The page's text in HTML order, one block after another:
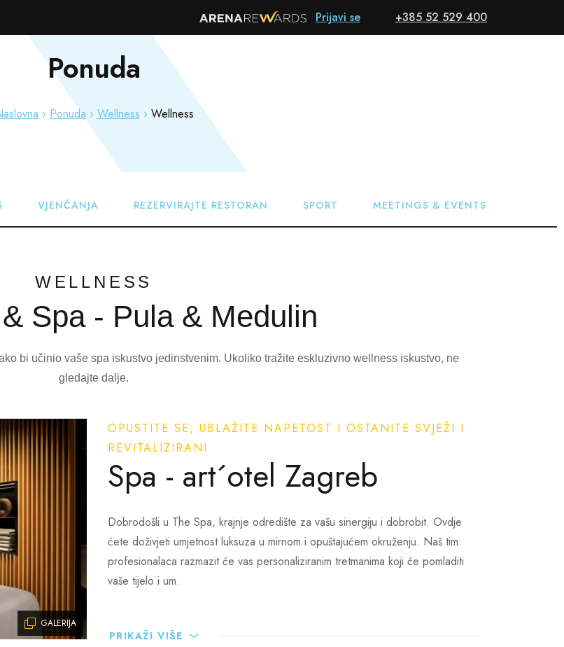
Prijavi se +385 52 529 400
HOTELI & RESORTI POSEBNE PONUDE
Ponuda
Ponuda Wellness Wellness
VJENČANJA REZERVIRAJTE RESTORAN SPORT MEETINGS & EVENTS
WELLNESS
Spa - Pula & Medulin
bi učinio vaše spa iskustvo jedinstvenim. Ukoliko tražite eskluzivno wellness iskustvo, ne
gledajte dalje.
GALERIJA
OPUSTITE SE, UBLAŽITE NAPETOST I OSTANITE SVJEŽI I
REVITALIZIRANI
Spa - art´otel Zagreb
Dobrodošli u The Spa, krajnje odredište za vašu sinergiju i dobrobit. Ovdje
ćete doživjeti umjetnost luksuza u mirnom i opuštajućem okruženju. Naš tim
profesionalaca razmazit će vas personaliziranim tretmanima koji će pomladiti
vaše tijelo i um.
osvježavajućem pilingu tijela, imamo za svakoga ponešto. Dođite i otkrijte
PRIKAŽI VIŠE